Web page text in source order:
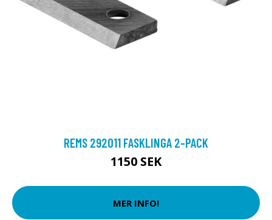
REMS 292011 FASKLINGA 2-PACK
1150 SEK
MER INFO!